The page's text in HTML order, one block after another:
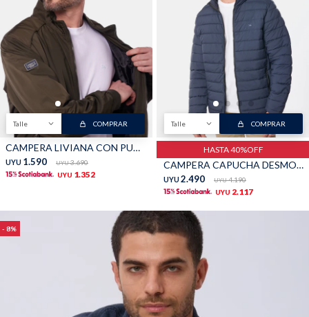
Talle COMPRAR
CAMPERA LIVIANA CON PUÑOS - Verde
UYU 1.590 UYU 3.690
UYU 1.352
Talle COMPRAR
HASTA 40%OFF
CAMPERA CAPUCHA DESMONTABLE - Azul
UYU 2.490 UYU 4.190
UYU 2.117
8